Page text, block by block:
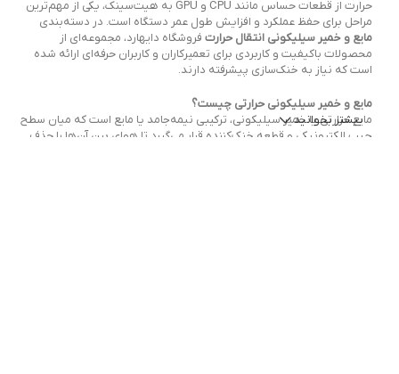
حرارت از قطعات حساس مانند CPU و GPU به هیت‌سینک، یکی از مهم‌ترین
مراحل برای حفظ عملکرد و افزایش طول عمر دستگاه است. در دسته‌بندی
مایع و خمیر سیلیکونی انتقال حرارت فروشگاه دایهارد، مجموعه‌ای از
محصولات باکیفیت و کاربردی برای تعمیرکاران و کاربران حرفه‌ای ارائه شده
است که نیاز به خنک‌سازی پیشرفته دارند.
مایع و خمیر سیلیکونی حرارتی چیست؟
مایع حرارتی یا خمیر سیلیکونی، ترکیبی نیمه‌جامد یا مایع است که میان سطح
چیپ الکترونیکی و قطعه خنک‌کننده قرار می‌گیرد تا هوای بین آن‌ها را حذف
بیشتر بخوانید